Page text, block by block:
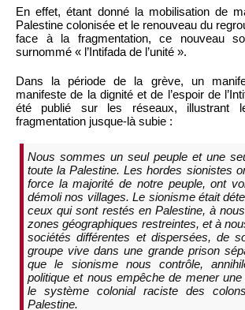
En effet, étant donné la mobilisation de
Palestine colonisée et le renouveau du
face à la fragmentation, ce nouveau
surnommé « l’Intifada de l’unité ».
Dans la période de la grève, un
manifeste de la dignité et de l’espoir de
été publié sur les réseaux, illustrant
fragmentation jusque-là subie :
Nous sommes un seul peuple et une
toute la Palestine. Les hordes sionistes
force la majorité de notre peuple, ont
démoli nos villages. Le sionisme était
ceux qui sont restés en Palestine, à
zones géographiques restreintes, et à
sociétés différentes et dispersées, de
groupe vive dans une grande prison
que le sionisme nous contrôle,
politique et nous empêche de mener
le système colonial raciste des
Palestine.